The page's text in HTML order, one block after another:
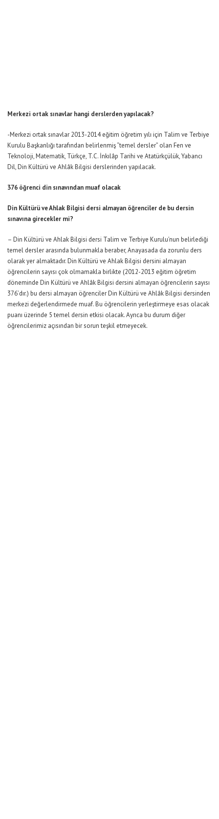
Merkezi ortak sınavlar hangi derslerden yapılacak?
-Merkezi ortak sınavlar 2013-2014 eğitim öğretim yılı için Talim ve Terbiye
Kurulu Başkanlığı tarafından belirlenmiş “temel dersler” olan Fen ve
Teknoloji, Matematik, Türkçe, T.C. İnkılâp Tarihi ve Atatürkçülük, Yabancı
Dil, Din Kültürü ve Ahlâk Bilgisi derslerinden yapılacak.
376 öğrenci din sınavından muaf olacak
Din Kültürü ve Ahlak Bilgisi dersi almayan öğrenciler de bu dersin
sınavına girecekler mi?
– Din Kültürü ve Ahlak Bilgisi dersi Talim ve Terbiye Kurulu’nun belirlediği
temel dersler arasında bulunmakla beraber, Anayasada da zorunlu ders
olarak yer almaktadır. Din Kültürü ve Ahlak Bilgisi dersini almayan
öğrencilerin sayısı çok olmamakla birlikte (2012-2013 eğitim öğretim
döneminde Din Kültürü ve Ahlâk Bilgisi dersini almayan öğrencilerin sayısı
376’dır.) bu dersi almayan öğrenciler Din Kültürü ve Ahlâk Bilgisi dersinden
merkezi değerlendirmede muaf. Bu öğrencilerin yerleştirmeye esas olacak
puanı üzerinde 5 temel dersin etkisi olacak. Ayrıca bu durum diğer
öğrencilerimiz açısından bir sorun teşkil etmeyecek.